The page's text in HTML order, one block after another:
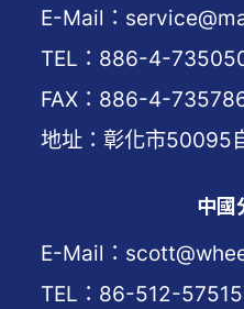
E-Mail：
TEL：886-4-
FAX：886-4-
地址：彰化市50095
中國
E-Mail：
TEL：86-512-